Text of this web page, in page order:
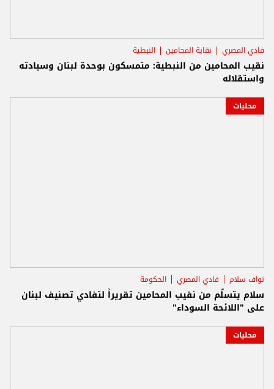
فادي المصري نقابة المحامين النبطية
نقيب المحامين من النبطية: متمسكون بوحدة لبنان وسيادته
واستقلاله
محليات
نواف سلام فادي المصري الحكومة
سلام يتسلّم من نقيب المحامين تقريراً لتفادي تصنيف لبنان
على "اللائحة السوداء"
محليات